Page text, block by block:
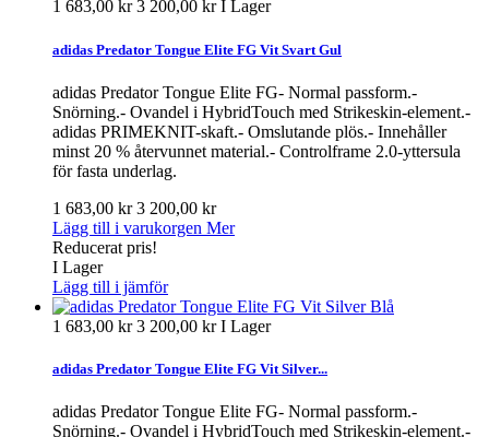
1 683,00 kr3 200,00 krI Lager
adidas Predator Tongue Elite FG Vit Svart Gul
adidas Predator Tongue Elite FG- Normal passform.-
Snörning.- Ovandel i HybridTouch med Strikeskin-element.-
adidas PRIMEKNIT-skaft.- Omslutande plös.- Innehåller
minst 20 % återvunnet material.- Controlframe 2.0-yttersula
för fasta underlag.
1 683,00 kr3 200,00 kr
Lägg till i varukorgen Mer
Reducerat pris!
I Lager
Lägg till i jämför
1 683,00 kr3 200,00 krI Lager
adidas Predator Tongue Elite FG Vit Silver...
adidas Predator Tongue Elite FG- Normal passform.-
Snörning.- Ovandel i HybridTouch med Strikeskin-element.-